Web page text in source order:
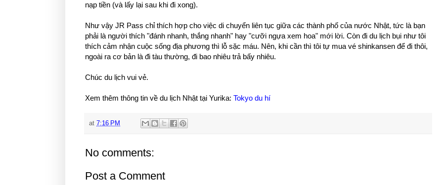
nạp tiền (và lấy lại sau khi đi xong).
Như vậy JR Pass chỉ thích hợp cho việc di chuyển liên tục giữa các thành phố của nước Nhật, tức là bạn
phải là người thích "đánh nhanh, thắng nhanh" hay "cưỡi ngựa xem hoa" mới lời. Còn đi du lịch bụi như tôi
thích cảm nhận cuộc sống địa phương thì lỗ sặc máu. Nên, khi cần thì tôi tự mua vé shinkansen để đi thôi,
ngoài ra cơ bản là đi tàu thường, đi bao nhiêu trả bấy nhiêu.
Chúc du lịch vui vẻ.
Xem thêm thông tin về du lịch Nhật tại Yurika: Tokyo du hí
at 7:16 PM
No comments:
Post a Comment